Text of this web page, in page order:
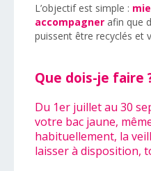
L’objectif est simple :
accompagner afin que
puissent être recyclés et
Que dois-je faire
Du 1er juillet au 30
votre bac jaune,
habituellement, la
laisser à disposition,